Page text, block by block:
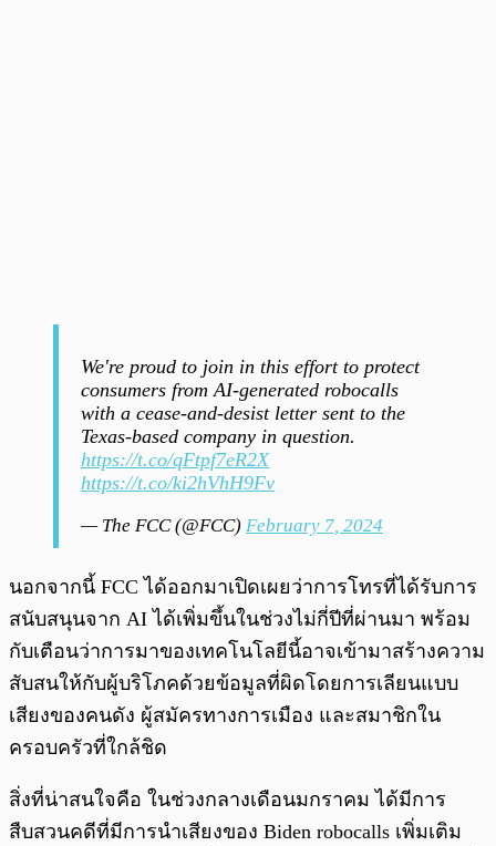
We're proud to join in this effort to protect
consumers from AI-generated robocalls
with a cease-and-desist letter sent to the
Texas-based company in question.
https://t.co/qFtpf7eR2X
https://t.co/ki2hVhH9Fv
— The FCC (@FCC) February 7, 2024
นอกจากนี้ FCC ได้ออกมาเปิดเผยว่าการโทรที่ได้รับการ
สนับสนุนจาก AI ได้เพิ่มขึ้นในช่วงไม่กี่ปีที่ผ่านมา พร้อม
กับเตือนว่าการมาของเทคโนโลยีนี้อาจเข้ามาสร้างความ
สับสนให้กับผู้บริโภคด้วยข้อมูลที่ผิดโดยการเลียนแบบ
เสียงของคนดัง ผู้สมัครทางการเมือง และสมาชิกใน
ครอบครัวที่ใกล้ชิด
สิ่งที่น่าสนใจคือ ในช่วงกลางเดือนมกราคม ได้มีการ
สืบสวนคดีที่มีการนำเสียงของ Biden robocalls เพิ่มเติม